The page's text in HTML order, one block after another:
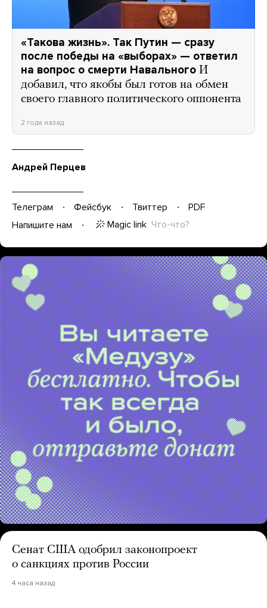
«Такова жизнь». Так Путин — сразу
после победы на «выборах» — ответил
на вопрос о смерти Навального И
добавил, что якобы был готов на обмен
своего главного политического оппонента
2 года назад
Андрей Перцев
Телеграм Фейсбук Твиттер
PDF
Напишите нам
Magic link Что-что?
Сенат США одобрил законопроект
о санкциях против России
4 часа назад